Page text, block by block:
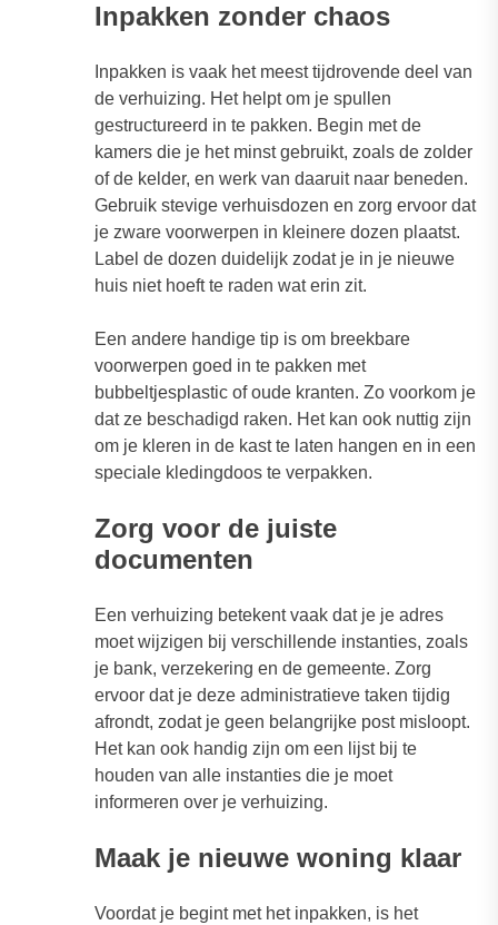
Inpakken zonder chaos
Inpakken is vaak het meest tijdrovende deel van
de verhuizing. Het helpt om je spullen
gestructureerd in te pakken. Begin met de
kamers die je het minst gebruikt, zoals de zolder
of de kelder, en werk van daaruit naar beneden.
Gebruik stevige verhuisdozen en zorg ervoor dat
je zware voorwerpen in kleinere dozen plaatst.
Label de dozen duidelijk zodat je in je nieuwe
huis niet hoeft te raden wat erin zit.
Een andere handige tip is om breekbare
voorwerpen goed in te pakken met
bubbeltjesplastic of oude kranten. Zo voorkom je
dat ze beschadigd raken. Het kan ook nuttig zijn
om je kleren in de kast te laten hangen en in een
speciale kledingdoos te verpakken.
Zorg voor de juiste
documenten
Een verhuizing betekent vaak dat je je adres
moet wijzigen bij verschillende instanties, zoals
je bank, verzekering en de gemeente. Zorg
ervoor dat je deze administratieve taken tijdig
afrondt, zodat je geen belangrijke post misloopt.
Het kan ook handig zijn om een lijst bij te
houden van alle instanties die je moet
informeren over je verhuizing.
Maak je nieuwe woning klaar
Voordat je begint met het inpakken, is het